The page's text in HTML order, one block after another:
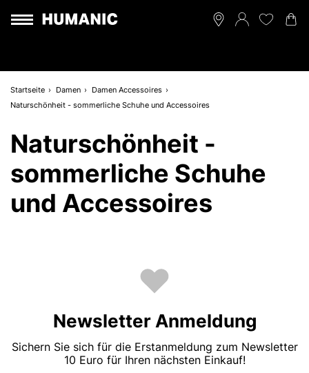
Startseite Damen
Damen Accessoires
Naturschönheit - sommerliche Schuhe und Accessoires
Naturschönheit -
sommerliche Schuhe
und Accessoires
Newsletter Anmeldung
Sichern Sie sich für die Erstanmeldung zum Newsletter
10 Euro für Ihren nächsten Einkauf!